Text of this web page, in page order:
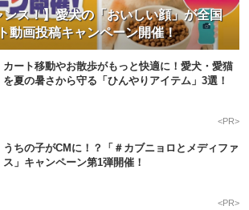
ス！】愛犬の「おいしい顔」が全国
動画投稿キャンペーン開催！
カート移動やお散歩がもっと快適に！愛犬・愛猫
を夏の暑さから守る「ひんやりアイテム」3選！
<PR>
うちの子がCMに！？「＃カブニョロとメディファ
ス」キャンペーン第1弾開催！
<PR>